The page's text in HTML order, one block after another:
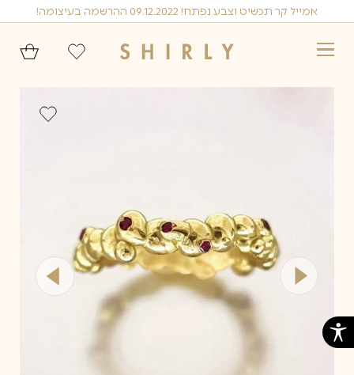
to
content
אמייל קר תכשיט וצבע נפתח! 09.12.2022 ההרשמה בעיצומה!